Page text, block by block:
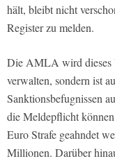
hält, bleibt nicht
Register zu melden.
Die AMLA wird dieses
verwalten, sondern ist
Sanktionsbefugnissen
die Meldepflicht
Euro Strafe geahndet
Millionen. Darüber